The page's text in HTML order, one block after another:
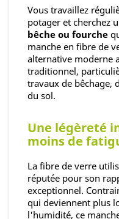
Vous travaillez
potager et cherchez
bêche ou fourche
manche en fibre de
alternative moderne
traditionnel,
travaux de bêchage,
du sol.
Une légèreté
moins de
La fibre de verre
réputée pour son
exceptionnel.
qui deviennent plus
l'humidité, ce